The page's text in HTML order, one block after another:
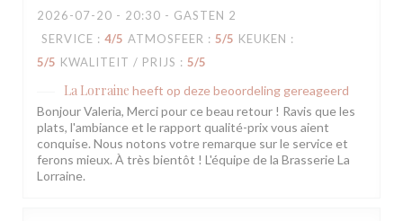
2026-07-20 - 20:30 - GASTEN 2
SERVICE : 4/5 ATMOSFEER : 5/5 KEUKEN :
5/5 KWALITEIT / PRIJS : 5/5
La Lorraine heeft op deze beoordeling gereageerd
Bonjour Valeria, Merci pour ce beau retour ! Ravis que les
plats, l'ambiance et le rapport qualité-prix vous aient
conquise. Nous notons votre remarque sur le service et
ferons mieux. À très bientôt ! L'équipe de la Brasserie La
Lorraine.